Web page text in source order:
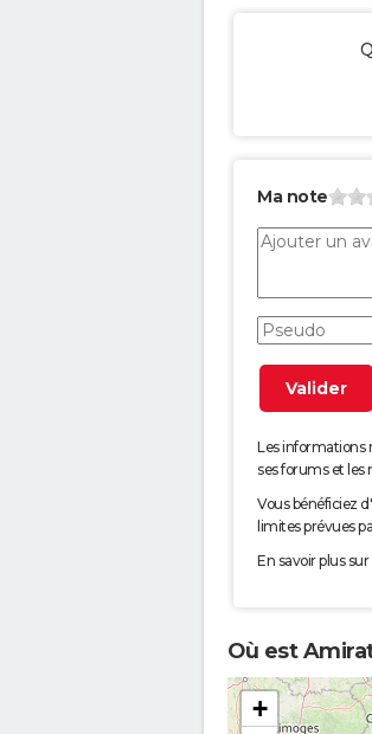
Ma note
Les informations
ses forums et les
Vous bénéficiez
limites prévues
En savoir plus
Où est
+